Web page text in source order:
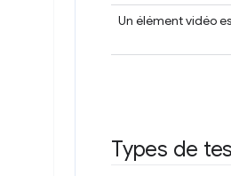
Un élément vidéo
Types de